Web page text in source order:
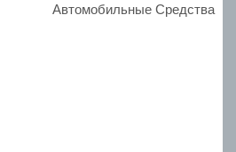
Aвтомобильные Средства